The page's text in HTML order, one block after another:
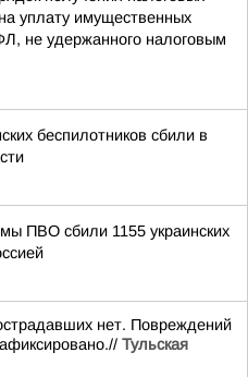
уплату имущественных
не удержанного налоговым
беспилотников сбили в
ПВО сбили 1155 украинских
нет. Повреждений
Тульская